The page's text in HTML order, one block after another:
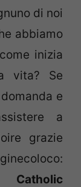
di noi
abbiamo
inizia
vita? Se
e
a
grazie
Catholic